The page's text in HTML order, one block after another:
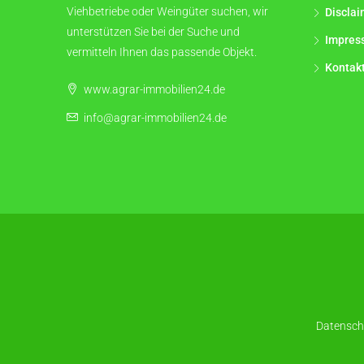
Viehbetriebe oder Weingüter suchen, wir
unterstützen Sie bei der Suche und
vermitteln Ihnen das passende Objekt.
www.agrar-immobilien24.de
info@agrar-immobilien24.de